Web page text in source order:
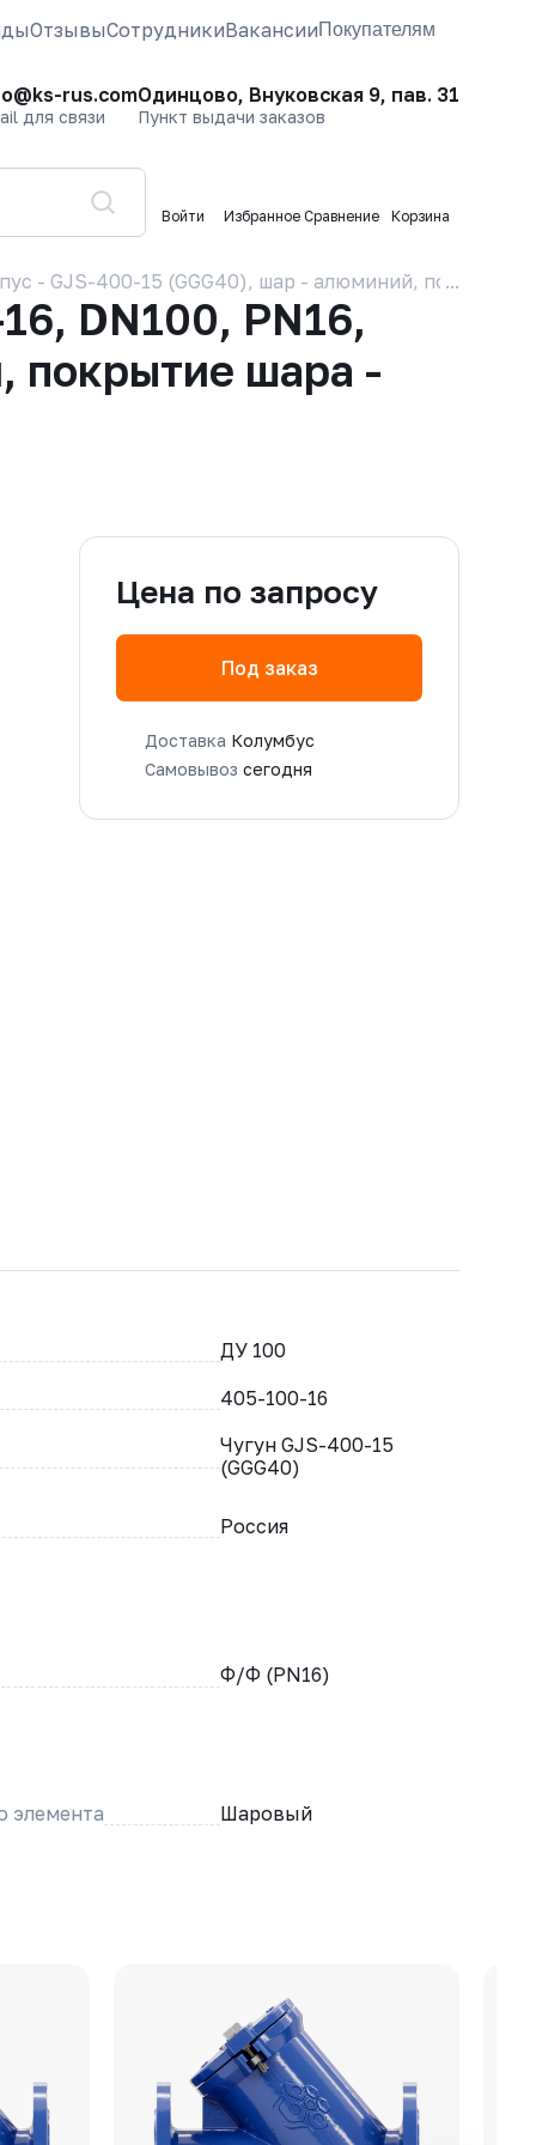
ОтзывыСотрудникиВакансииПокупателям
rus.com
для связи
Одинцово, Внуковская 9, пав. 31
Пункт выдачи заказов
Войти Избранное Сравнение Корзина
- GJS-400-15 (GGG40), шар - алюминий, покрытие
DN100, PN16,
покрытие шара -
Цена по запросу
Под заказ
Доставка Колумбус
Самовывоз сегодня
ДУ 100
405-100-16
Чугун GJS-400-15
(GGG40)
Россия
Ф/Ф (PN16)
элемента Шаровый